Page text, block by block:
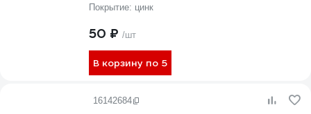
Покрытие: цинк
50 ₽ /шт
В корзину по 5
16142684